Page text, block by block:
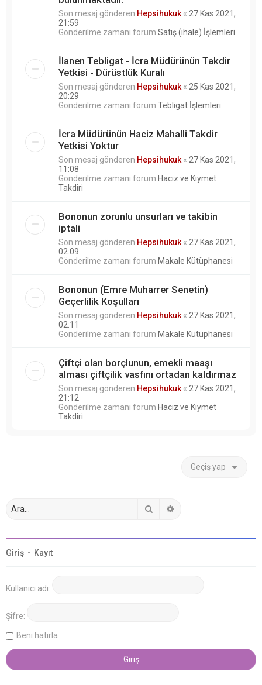
Son mesaj gönderen Hepsihukuk « 27 Kas 2021,
21:59
Gönderilme zamanı forum Satış (ihale) İşlemleri
İlanen Tebligat - İcra Müdürünün Takdir
Yetkisi - Dürüstlük Kuralı
Son mesaj gönderen Hepsihukuk « 25 Kas 2021,
20:29
Gönderilme zamanı forum Tebligat İşlemleri
İcra Müdürünün Haciz Mahalli Takdir
Yetkisi Yoktur
Son mesaj gönderen Hepsihukuk « 27 Kas 2021,
11:08
Gönderilme zamanı forum Haciz ve Kıymet
Takdiri
Bononun zorunlu unsurları ve takibin
iptali
Son mesaj gönderen Hepsihukuk « 27 Kas 2021,
02:09
Gönderilme zamanı forum Makale Kütüphanesi
Bononun (Emre Muharrer Senetin)
Geçerlilik Koşulları
Son mesaj gönderen Hepsihukuk « 27 Kas 2021,
02:11
Gönderilme zamanı forum Makale Kütüphanesi
Çiftçi olan borçlunun, emekli maaşı
alması çiftçilik vasfını ortadan kaldırmaz
Son mesaj gönderen Hepsihukuk « 27 Kas 2021,
21:12
Gönderilme zamanı forum Haciz ve Kıymet
Takdiri
Geçiş yap
Giriş • Kayıt
Kullanıcı adı:
Şifre:
Beni hatırla